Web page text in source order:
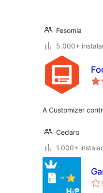
Fesomia
5.000+
A Customizer
Cedaro
1.000+